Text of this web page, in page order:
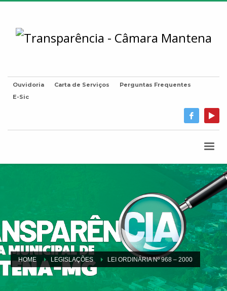
Ouvidoria Carta de Serviços
Perguntas Frequentes
E-Sic
HOME LEGISLAÇÕES LEI ORDINÁRIA Nº 968 – 2000